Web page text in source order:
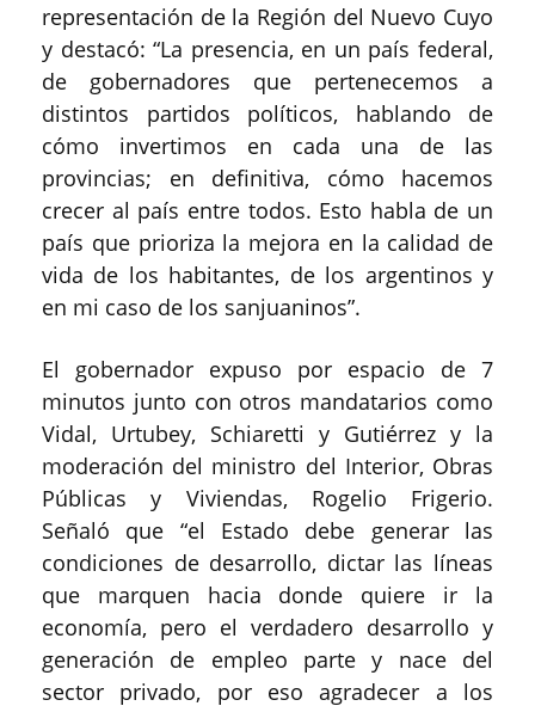
representación de la Región del Nuevo Cuyo
y destacó: “La presencia, en un país federal,
de gobernadores que pertenecemos a
distintos partidos políticos, hablando de
cómo invertimos en cada una de las
provincias; en definitiva, cómo hacemos
crecer al país entre todos. Esto habla de un
país que prioriza la mejora en la calidad de
vida de los habitantes, de los argentinos y
en mi caso de los sanjuaninos”.
El gobernador expuso por espacio de 7
minutos junto con otros mandatarios como
Vidal, Urtubey, Schiaretti y Gutiérrez y la
moderación del ministro del Interior, Obras
Públicas y Viviendas, Rogelio Frigerio.
Señaló que “el Estado debe generar las
condiciones de desarrollo, dictar las líneas
que marquen hacia donde quiere ir la
economía, pero el verdadero desarrollo y
generación de empleo parte y nace del
sector privado, por eso agradecer a los